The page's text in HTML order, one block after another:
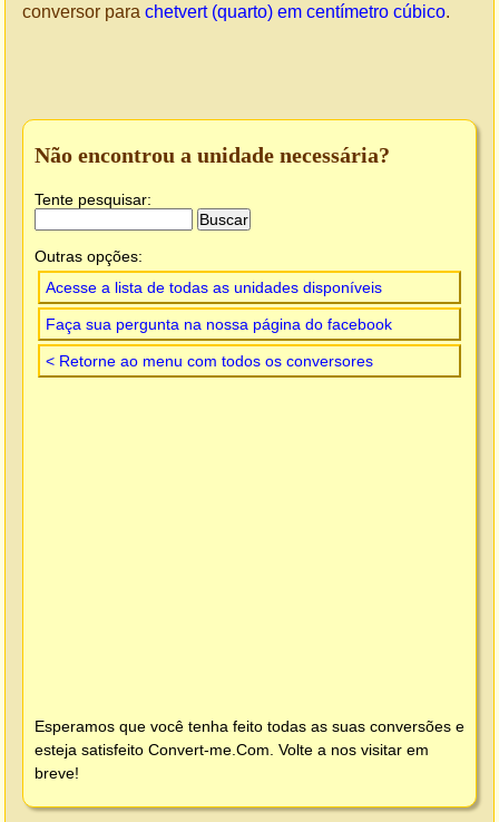
conversor para chetvert (quarto) em centímetro cúbico.
Não encontrou a unidade necessária?
Tente pesquisar:
Outras opções:
Acesse a lista de todas as unidades disponíveis
Faça sua pergunta na nossa página do facebook
< Retorne ao menu com todos os conversores
Esperamos que você tenha feito todas as suas conversões e
esteja satisfeito Convert-me.Com . Volte a nos visitar em
breve!